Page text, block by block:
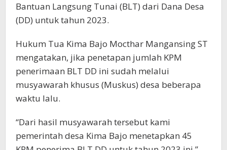
Bantuan Langsung Tunai (BLT) dari Dana Desa
(DD) untuk tahun 2023.
Hukum Tua Kima Bajo Mocthar Mangansing ST
mengatakan, jika penetapan jumlah KPM
penerimaan BLT DD ini sudah melalui
musyawarah khusus (Muskus) desa beberapa
waktu lalu.
“Dari hasil musyawarah tersebut kami
pemerintah desa Kima Bajo menetapkan 45